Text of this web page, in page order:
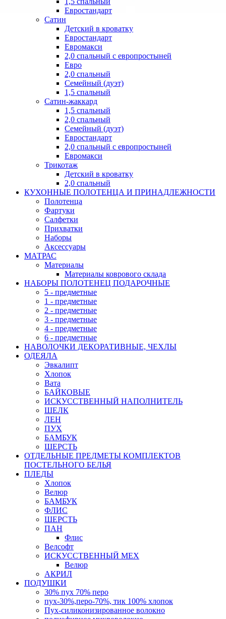
Евростандарт
Сатин
Детский в кроватку
Евростандарт
Евромакси
2,0 спальный с европростыней
Евро
2,0 спальный
Семейный (дуэт)
1,5 спальный
Сатин-жаккард
1,5 спальный
2,0 спальный
Семейный (дуэт)
Евростандарт
2,0 спальный с европростыней
Евромакси
Трикотаж
Детский в кроватку
2,0 спальный
КУХОННЫЕ ПОЛОТЕНЦА И ПРИНАДЛЕЖНОСТИ
Полотенца
Фартуки
Салфетки
Прихватки
Наборы
Аксессуары
МАТРАС
Материалы
Материалы коврового склада
НАБОРЫ ПОЛОТЕНЕЦ ПОДАРОЧНЫЕ
5 - предметные
1 - предметные
2 - предметные
3 - предметные
4 - предметные
6 - предметные
НАВОЛОЧКИ ДЕКОРАТИВНЫЕ, ЧЕХЛЫ
ОДЕЯЛА
Эвкалипт
Хлопок
Вата
БАЙКОВЫЕ
ИСКУССТВЕННЫЙ НАПОЛНИТЕЛЬ
ШЕЛК
ЛЕН
ПУХ
БАМБУК
ШЕРСТЬ
ОТДЕЛЬНЫЕ ПРЕДМЕТЫ КОМПЛЕКТОВ
ПОСТЕЛЬНОГО БЕЛЬЯ
ПЛЕДЫ
Хлопок
Велюр
БАМБУК
ФЛИС
ШЕРСТЬ
ПАН
Флис
Велсофт
ИСКУССТВЕННЫЙ МЕХ
Велюр
АКРИЛ
ПОДУШКИ
30% пух 70% перо
пух-30%,перо-70%, тик 100% хлопок
Пух-силиконизированное волокно